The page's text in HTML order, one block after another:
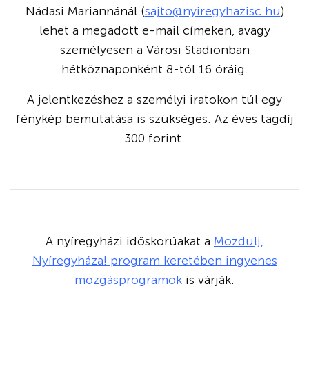
Nádasi Mariannánál (sajto@nyiregyhazisc.hu)
lehet a megadott e-mail címeken, avagy
személyesen a Városi Stadionban
hétköznaponként 8-tól 16 óráig.
A jelentkezéshez a személyi iratokon túl egy
fénykép bemutatása is szükséges. Az éves tagdíj
300 forint.
A nyíregyházi időskorúakat a Mozdulj,
Nyíregyháza! program keretében ingyenes
mozgásprogramok is várják.